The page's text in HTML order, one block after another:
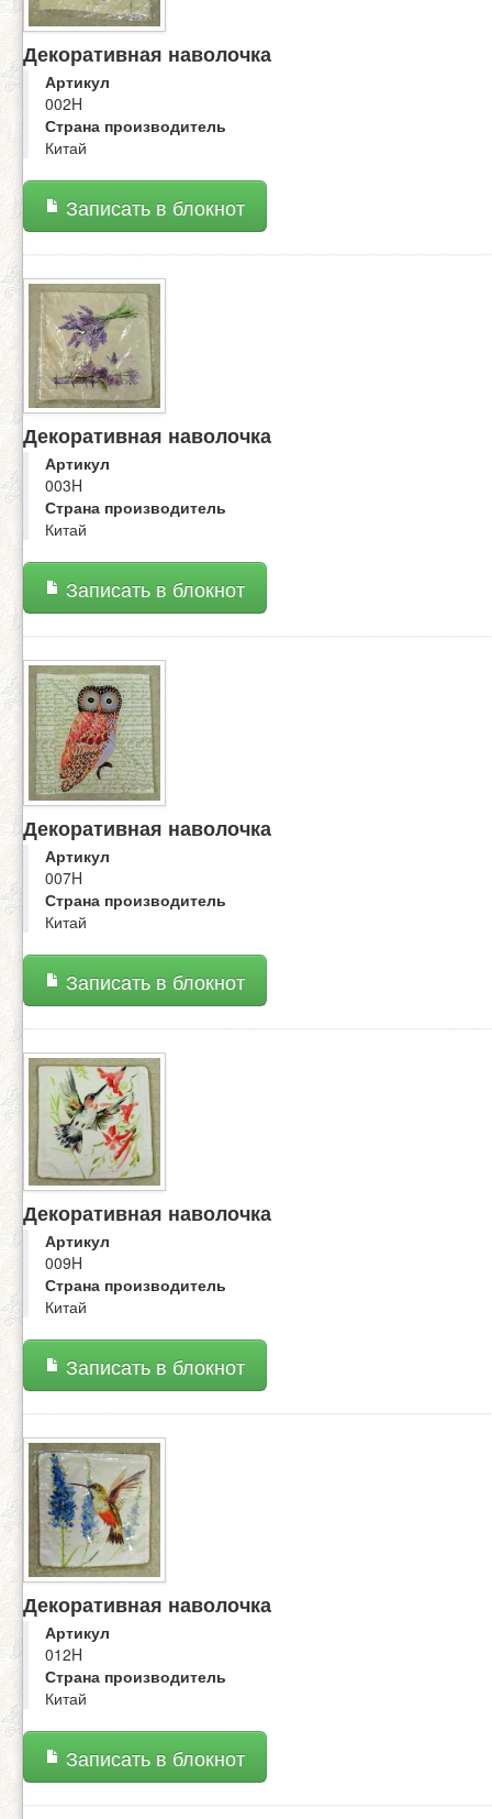
Декоративная наволочка
Артикул
002H
Страна производитель
Китай
Записать в блокнот
Декоративная наволочка
Артикул
003H
Страна производитель
Китай
Записать в блокнот
Декоративная наволочка
Артикул
007H
Страна производитель
Китай
Записать в блокнот
Декоративная наволочка
Артикул
009H
Страна производитель
Китай
Записать в блокнот
Декоративная наволочка
Артикул
012H
Страна производитель
Китай
Записать в блокнот